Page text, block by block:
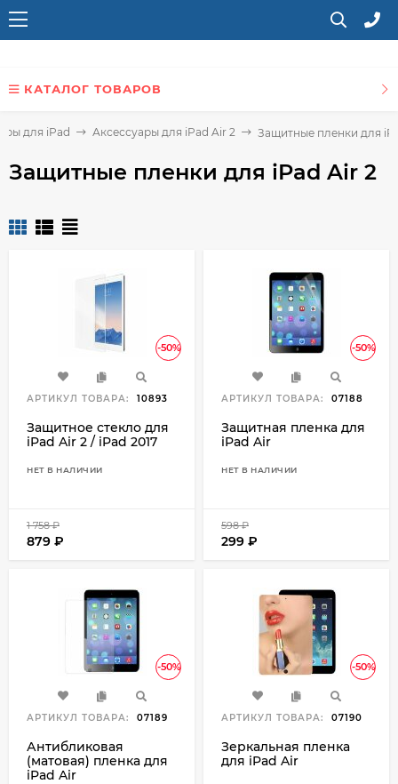
КАТАЛОГ ТОВАРОВ
для iPad Аксессуары для iPad Air 2 Защитные пленки для
Защитные пленки для iPad Air 2
-50%
АРТИКУЛ ТОВАРА: 10893
Защитное стекло для
iPad Air 2 / iPad 2017
НЕТ В НАЛИЧИИ
1 758₽
879 ₽
-50%
АРТИКУЛ ТОВАРА: 07188
Защитная пленка для
iPad Air
НЕТ В НАЛИЧИИ
598₽
299 ₽
-50%
АРТИКУЛ ТОВАРА: 07189
Антибликовая
(матовая) пленка для
iPad Air
-50%
АРТИКУЛ ТОВАРА: 07190
Зеркальная пленка
для iPad Air